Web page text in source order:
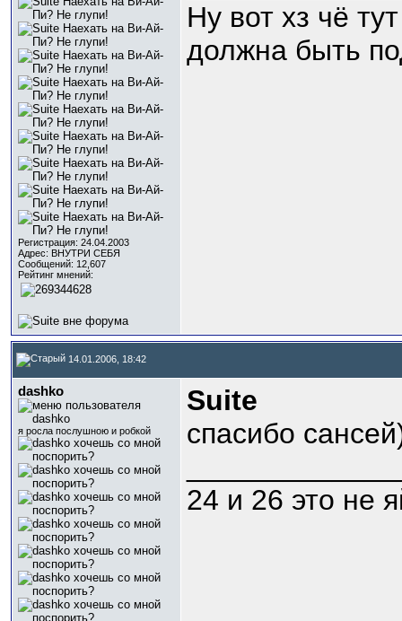
Регистрация: 24.04.2003
Адрес: ВНУТРИ СЕБЯ
Сообщений: 12,607
Рейтинг мнений:
Ну вот хз чё
должна быть
14.01.2006, 18:42
dashko
я росла послушною и робкой
Suite
спасибо
24 и 26 это не